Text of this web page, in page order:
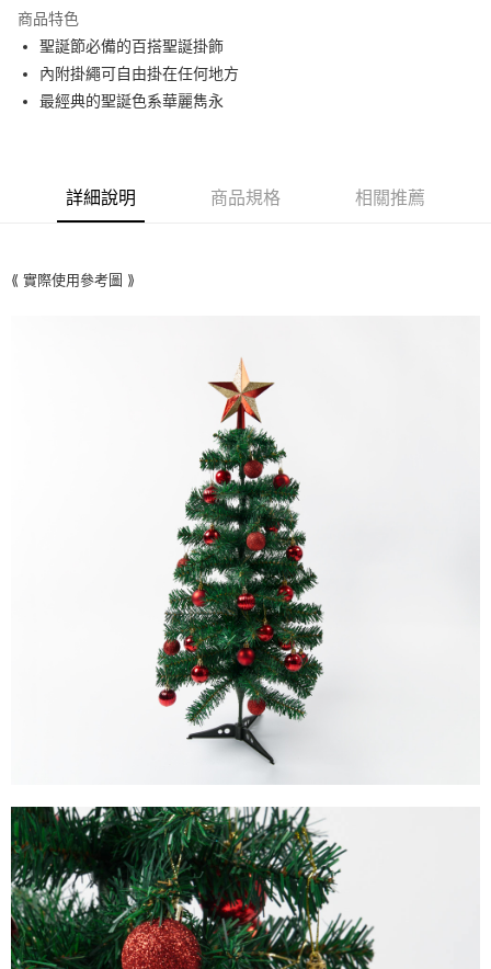
Apple Pay
街口支付
AFTEE先享後付
AFTEE先享後付是「在收到商品之後才付款」的支付方式。 讓您購物簡單
【「AFTEE先享後付」結帳流程】
１．於結帳方式選擇「AFTEE先享後付」後，將跳轉至「AFTEE先享後付」
結帳頁面，進行簡訊認證並確認金額後，即可完成結帳。
２．訂單成立數日內，您將收到繳費通知簡訊。
３．收到繳費通知簡訊後14天內，點擊此簡訊中的連結，可透過四大超商／
ATM／網路銀行／等多元方式進行付款，方視為交易完成。
※ 請注意：結帳手續完成當下不需立刻繳費，但若您需要取消訂單，請聯絡
購買商品的店家。未經商家同意取消之訂單仍視為有效，需透過AFTEE先享
※ 交易是否成功請以「AFTEE先享後付 」之結帳頁面顯示為準，若有關於
是否繳費成功／繳費後需取消欲退款等相關疑問，請聯繫「AFTEE先享後付
https://netprotections.freshdesk.com/support/home
１．透過由恩沛科技股份有限公司提供之「AFTEE先享後付」服務完成之交
易，需依本服務之必要範圍內提供個人資料，並將交易相關給付款項請求債
權轉讓予恩沛科技股份有限公司。
２．關於個人資料處理事宜，請瀏覽以下網址：
３．未成年的使用者請事先徵得法定代理人或監護人之同意方可使用
「AFTEE先享後付」，若未經同意申辦者引起之損失，本公司不負相關責
任。
４．使用「AFTEE先享後付」時，將依據個別帳號之用戶狀況，依本公司即
時審查核予不同之上限額度；若仍有額度不足之情形，本公司將視審查結果
請求用戶進行身份認證。
５．嚴禁一人註冊多個帳號或使用他人資訊註冊。若發現惡意使用之情形，
恩沛科技股份有限公司將有權停止該用戶之使用額度並採取法律行動。
ATM付款
每筆NT$70，滿NT$599(含以上)免運費
每筆NT$70，滿NT$599(含以上)免運費
每筆NT$70，滿NT$599(含以上)免運費
每筆NT$70，滿NT$599(含以上)免運費
每筆NT$70，滿NT$599(含以上)免運費
每筆NT$70，滿NT$599(含以上)免運費
每筆NT$100，滿NT$599(含以上)免運費
宅配-離島
每筆NT$200
商品特色
聖誕節必備的百搭聖誕掛飾
內附掛繩可自由掛在任何地方
最經典的聖誕色系華麗雋永
詳細說明 商品規格 相關推薦
⟪ 實際使用參考圖 ⟫